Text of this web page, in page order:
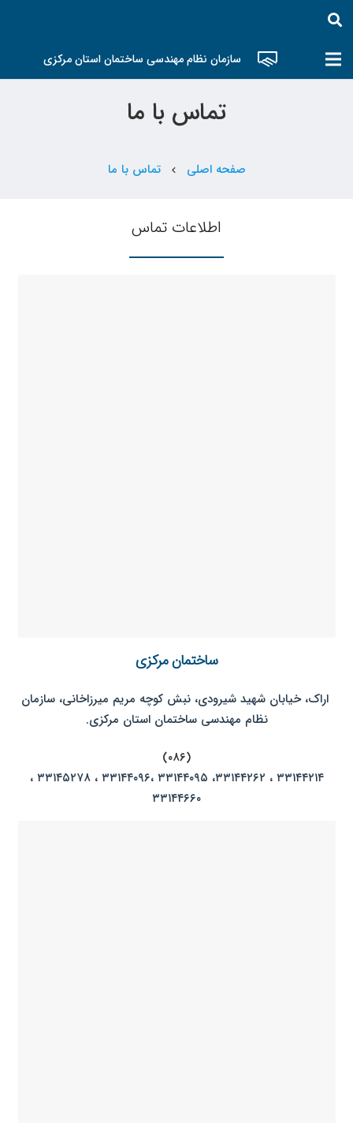
سازمان نظام مهندسی ساختمان استان مرکزی
تماس با ما
صفحه اصلی chevron_left تماس با ما
اطلاعات تماس
ساختمان مرکزی
اراک، خیابان شهید شیرودی، نبش کوچه مریم میرزاخانی، سازمان
نظام مهندسی ساختمان استان مرکزی.
(۰۸۶)
۳۳۱۴۴۲۱۴ ، ۳۳۱۴۴۲۶۲، ۳۳۱۴۴۰۹۵ ،۳۳۱۴۴۰۹۶ ، ۳۳۱۴۵۲۷۸ ،
۳۳۱۴۴۶۶۰